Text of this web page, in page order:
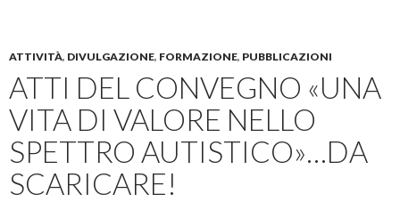
ATTIVITÀ, DIVULGAZIONE, FORMAZIONE, PUBBLICAZIONI
ATTI DEL CONVEGNO «UNA
VITA DI VALORE NELLO
SPETTRO AUTISTICO»…DA
SCARICARE!